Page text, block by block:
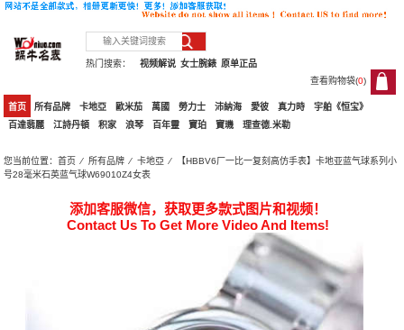
热门搜索： 原单正品
女士腕錶
视频解说
查看购物袋(0)
0
首页 所有品牌 卡地亞 歐米茄 萬國 勞力士 沛納海 愛彼 真力時
宇舶《恒宝》
百達翡麗
江詩丹頓 积家 浪琴 百年靈 寶珀 寶璣 理查德.米勒
您当前位置：首页 ⁄所有品牌 ⁄卡地亞 ⁄ 【HBBV6厂一比一复刻高仿手表】卡地亚蓝气球系列小
号28毫米石英蓝气球W69010Z4女表
添加客服微信，获取更多款式图片和视频！
Contact Us To Get More Video And Items!